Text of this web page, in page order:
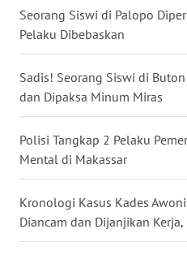
Seorang Siswi di Palopo
Pelaku Dibebaskan
Sadis! Seorang Siswi di
dan Dipaksa Minum Miras
Polisi Tangkap 2 Pelaku
Mental di Makassar
Kronologi Kasus Kades
Diancam dan Dijanjikan
WN